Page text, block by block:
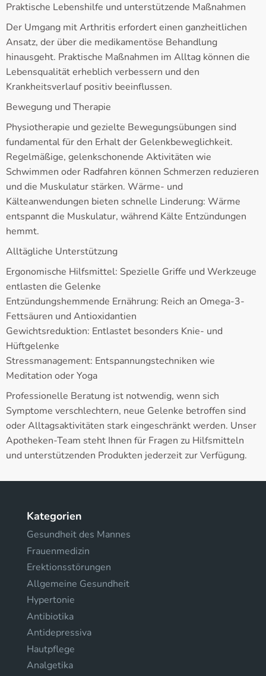
Praktische Lebenshilfe und unterstützende Maßnahmen
Der Umgang mit Arthritis erfordert einen ganzheitlichen
Ansatz, der über die medikamentöse Behandlung
hinausgeht. Praktische Maßnahmen im Alltag können die
Lebensqualität erheblich verbessern und den
Krankheitsverlauf positiv beeinflussen.
Bewegung und Therapie
Physiotherapie und gezielte Bewegungsübungen sind
fundamental für den Erhalt der Gelenkbeweglichkeit.
Regelmäßige, gelenkschonende Aktivitäten wie
Schwimmen oder Radfahren können Schmerzen reduzieren
und die Muskulatur stärken. Wärme- und
Kälteanwendungen bieten schnelle Linderung: Wärme
entspannt die Muskulatur, während Kälte Entzündungen
hemmt.
Alltägliche Unterstützung
Ergonomische Hilfsmittel: Spezielle Griffe und Werkzeuge
entlasten die Gelenke
Entzündungshemmende Ernährung: Reich an Omega-3-
Fettsäuren und Antioxidantien
Gewichtsreduktion: Entlastet besonders Knie- und
Hüftgelenke
Stressmanagement: Entspannungstechniken wie
Meditation oder Yoga
Professionelle Beratung ist notwendig, wenn sich
Symptome verschlechtern, neue Gelenke betroffen sind
oder Alltagsaktivitäten stark eingeschränkt werden. Unser
Apotheken-Team steht Ihnen für Fragen zu Hilfsmitteln
und unterstützenden Produkten jederzeit zur Verfügung.
Kategorien
Gesundheit des Mannes
Frauenmedizin
Erektionsstörungen
Allgemeine Gesundheit
Hypertonie
Antibiotika
Antidepressiva
Hautpflege
Analgetika